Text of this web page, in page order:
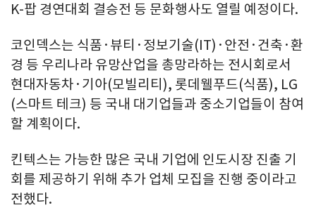
K-팝 경연대회 결승전 등 문화행사도 열릴 예정이다.
코인덱스는 식품·뷰티·정보기술(IT)·안전·건축·환
경 등 우리나라 유망산업을 총망라하는 전시회로서
현대자동차·기아(모빌리티), 롯데웰푸드(식품), LG
(스마트 테크) 등 국내 대기업들과 중소기업들이 참여
할 계획이다.
킨텍스는 가능한 많은 국내 기업에 인도시장 진출 기
회를 제공하기 위해 추가 업체 모집을 진행 중이라고
전했다.